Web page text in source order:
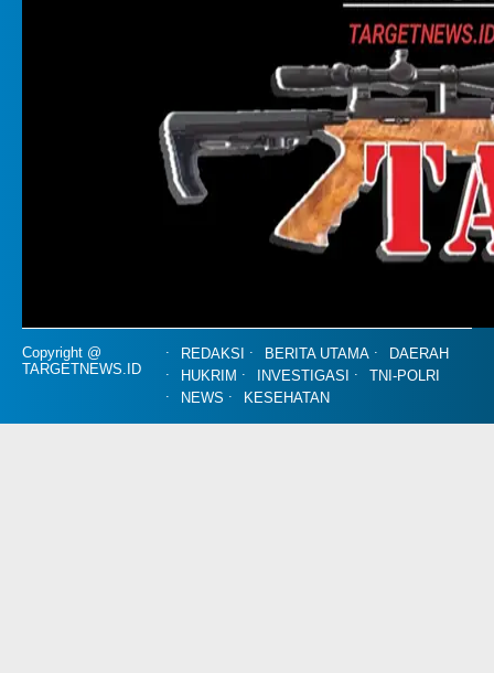
Copyright @
TARGETNEWS.ID
REDAKSI BERITA UTAMA
DAERAH
HUKRIM
INVESTIGASI
TNI-POLRI
NEWS
KESEHATAN